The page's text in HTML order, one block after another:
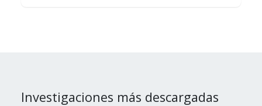
Investigaciones más descargadas